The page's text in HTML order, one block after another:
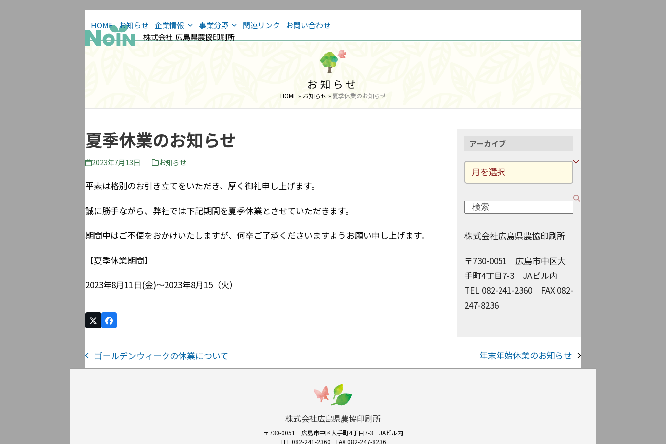
HOME お知らせ 企業情報 事業分野 関連リンク お問い合わせ
お知らせ
HOME » お知らせ» 夏季休業のお知らせ
夏季休業のお知らせ
2023年7月13日 お知らせ
平素は格別のお引き立てをいただき、厚く御礼申し上げます。
誠に勝手ながら、弊社では下記期間を夏季休業とさせていただきます。
期間中はご不便をおかけいたしますが、何卒ご了承くださいますようお願い申し上げます。
【夏季休業期間】
2023年8月11日(金)～2023年8月15（火）
アーカイブ
ー
イ
検
株式会社広島県農協印刷所
〒730-0051 広島市中区大
手町4丁目7-3 JAビル内
TEL 082-241-2360
FAX 082-
247-8236
前
ゴールデンウィークの休業について
次
年末年始休業のお知らせ
株式会社広島県農協印刷所
〒730-0051
広島市中区大手町4丁目7-3 JAビル内
TEL 082-241-2360
FAX 082-247-8236